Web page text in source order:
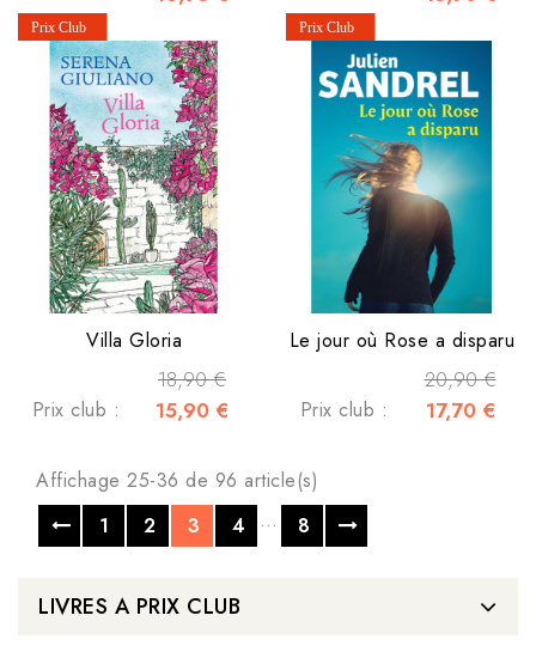
Villa Gloria
18,90 €
Prix club : 15,90 €
Le jour où Rose a disparu
20,90 €
Prix club : 17,70 €
Affichage 25-36 de 96 article(s)
1
2 3 4 … 8
LIVRES A PRIX CLUB